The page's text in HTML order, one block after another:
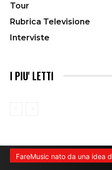
Tour
Rubrica Televisione
Interviste
I PIU' LETTI
FareMusic nato da una idea